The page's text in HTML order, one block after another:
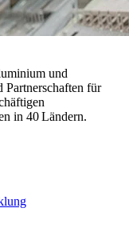
und
Partnerschaften für
in 40 Ländern.